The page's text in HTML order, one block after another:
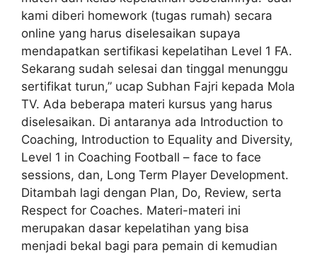
kami diberi homework (tugas rumah) secara
online yang harus diselesaikan supaya
mendapatkan sertifikasi kepelatihan Level 1 FA.
Sekarang sudah selesai dan tinggal menunggu
sertifikat turun,” ucap Subhan Fajri kepada Mola
TV. Ada beberapa materi kursus yang harus
diselesaikan. Di antaranya ada Introduction to
Coaching, Introduction to Equality and Diversity,
Level 1 in Coaching Football – face to face
sessions, dan, Long Term Player Development.
Ditambah lagi dengan Plan, Do, Review, serta
Respect for Coaches. Materi-materi ini
merupakan dasar kepelatihan yang bisa
menjadi bekal bagi para pemain di kemudian